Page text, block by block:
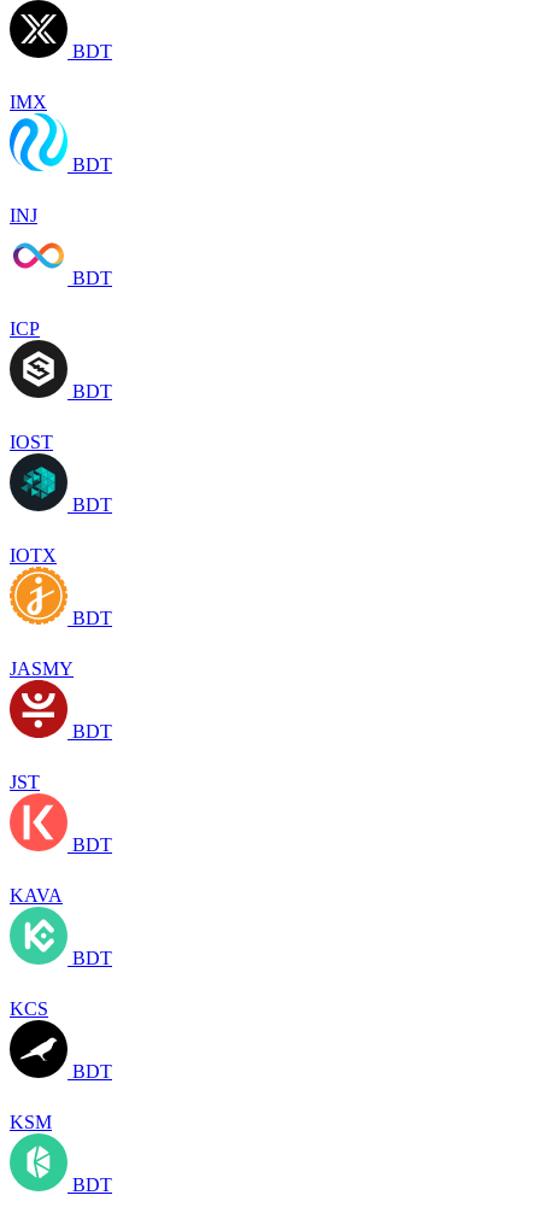
BDT
IMX
BDT
INJ
BDT
ICP
BDT
IOST
BDT
IOTX
BDT
JASMY
BDT
JST
BDT
KAVA
BDT
KCS
BDT
KSM
BDT